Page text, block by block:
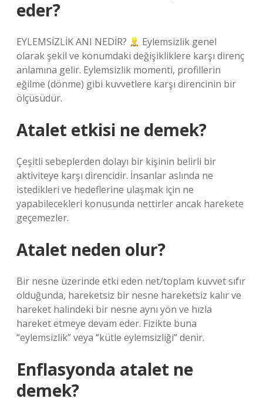
eder?
EYLEMSİZLİK ANI NEDİR?
Eylemsizlik genel
olarak şekil ve konumdaki değişikliklere karşı direnç
anlamına gelir. Eylemsizlik momenti, profillerin
eğilme (dönme) gibi kuvvetlere karşı direncinin bir
ölçüsüdür.
Atalet etkisi ne demek?
Çeşitli sebeplerden dolayı bir kişinin belirli bir
aktiviteye karşı direncidir. İnsanlar aslında ne
istedikleri ve hedeflerine ulaşmak için ne
yapabilecekleri konusunda nettirler ancak harekete
geçemezler.
Atalet neden olur?
Bir nesne üzerinde etki eden net/toplam kuvvet sıfır
olduğunda, hareketsiz bir nesne hareketsiz kalır ve
hareket halindeki bir nesne aynı yön ve hızla
hareket etmeye devam eder. Fizikte buna
“eylemsizlik” veya “kütle eylemsizliği” denir.
Enflasyonda atalet ne
demek?